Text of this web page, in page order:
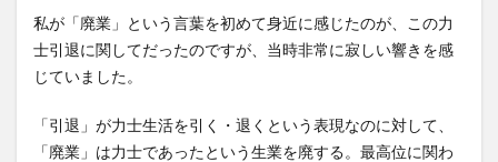
私が「廃業」という言葉を初めて身近に感じたのが、この力
士引退に関してだったのですが、当時非常に寂しい響きを感
じていました。
「引退」が力士生活を引く・退くという表現なのに対して、
「廃業」は力士であったという生業を廃する。最高位に関わ